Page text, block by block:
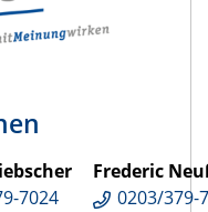
7024
Frederic
0203/379-